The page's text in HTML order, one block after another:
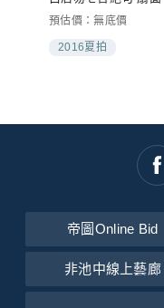
預估價：無底價
2016夏拍
帝圖Online Bid
非池中線上藝廊